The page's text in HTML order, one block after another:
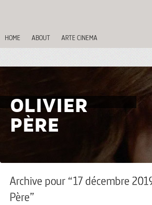
HOME ABOUT ARTE CINEMA
OLIVIER
PÈRE
Archive pour “17 décembre
Père”